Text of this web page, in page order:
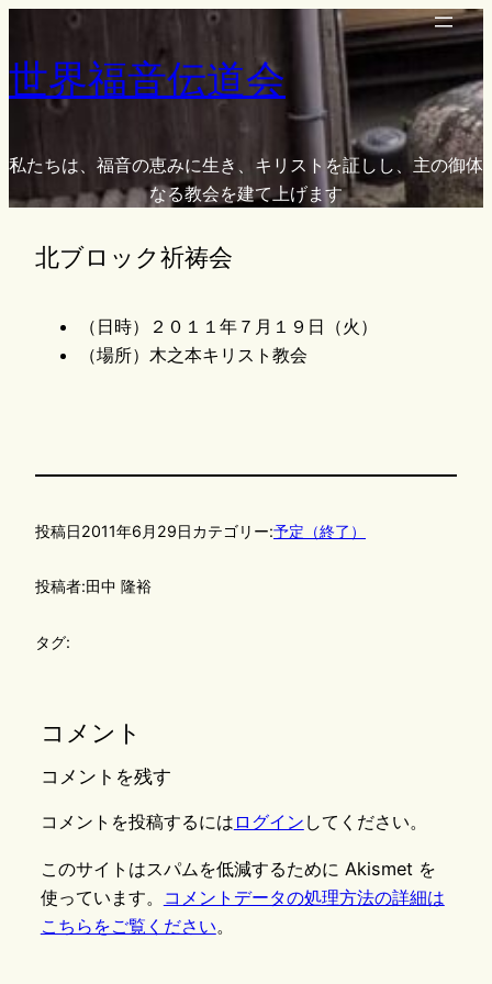
を
ッ
世界福音伝道会
私たちは、福音の恵みに生き、キリストを証しし、主の御体
なる教会を建て上げます
北ブロック祈祷会
（日時）２０１１年７月１９日（火）
（場所）木之本キリスト教会
投稿日2011年6月29日カテゴリー:予定（終了）
投稿者:田中 隆裕
タグ:
コメント
コメントを残す
コメントを投稿するには ログイン してください。
このサイトはスパムを低減するために Akismet を
使っています。
コメントデータの処理方法の詳細は
こちらをご覧ください。